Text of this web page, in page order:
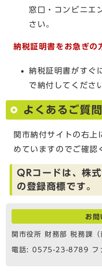
窓口・コンビニエ
さい。
納税証明書をお急ぎの
納税証明書がすぐ
で納付してくださ
よくあるご質問
関市納付サイトの右上
めていますのでご確
QRコードは、株
の登録商標です。
お問
関市役所 財務部 税務課（
電話: 0575-23-8789 フ